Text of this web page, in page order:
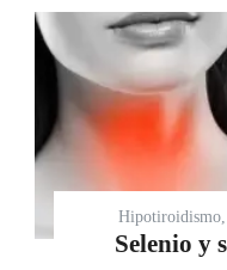
Hipotiroidismo
Selenio y